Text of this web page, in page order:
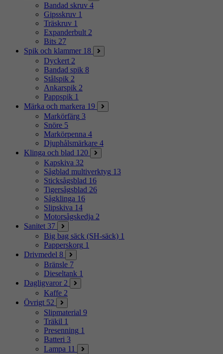
Bandad skruv 4
Gipsskruv 1
Träskruv 1
Expanderbult 2
Bits 27
Spik och klammer 18
Dyckert 2
Bandad spik 8
Stålspik 2
Ankarspik 2
Pappspik 1
Märka och markera 19
Markörfärg 3
Snöre 5
Markörpenna 4
Djuphålsmärkare 4
Klinga och blad 120
Kapskiva 32
Sågblad multiverktyg 13
Sticksågsblad 16
Tigersågsblad 26
Sågklinga 16
Slipskiva 14
Motorsågskedja 2
Sanitet 37
Big bag säck (SH-säck) 1
Papperskorg 1
Drivmedel 8
Bränsle 7
Dieseltank 1
Dagligvaror 2
Kaffe 2
Övrigt 52
Slipmaterial 9
Träkil 1
Presenning 1
Batteri 3
Lampa 11